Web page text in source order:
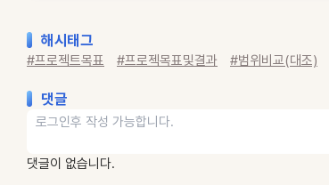
해시태그
#프로젝트목표 #프로젝목표및결과 #범위비교(대조)
댓글
댓글이 없습니다.